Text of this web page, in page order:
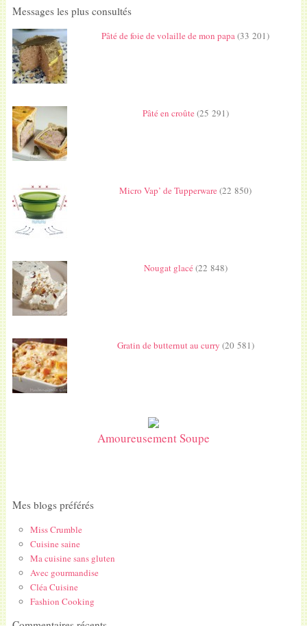
Messages les plus consultés
Pâté de foie de volaille de mon papa(33 201)
Pâté en croûte(25 291)
Micro Vap’ de Tupperware(22 850)
Nougat glacé(22 848)
Gratin de butternut au curry (20 581)
Amoureusement Soupe
Mes blogs préférés
Miss Crumble
Cuisine saine
Ma cuisine sans gluten
Avec gourmandise
Cléa Cuisine
Fashion Cooking